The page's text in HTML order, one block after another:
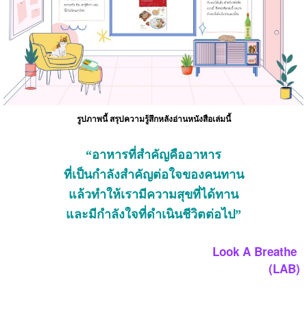
รูปภาพนี้ สรุปความรู้สึกหลังอ่านหนังสือเล่มนี้
“อาหารที่สำคัญคืออาหาร
ที่เป็นกำลังสำคัญต่อใจของคนทาน
แล้วทำให้เรามีความสุขที่ได้ทาน
และมีกำลังใจที่ดำเนินชีวิตต่อไป”
Look A Breathe
(LAB)